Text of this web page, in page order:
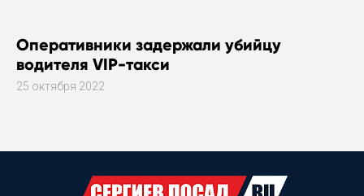
Оперативники задержали убийцу
водителя VIP-такси
25 октября 2022